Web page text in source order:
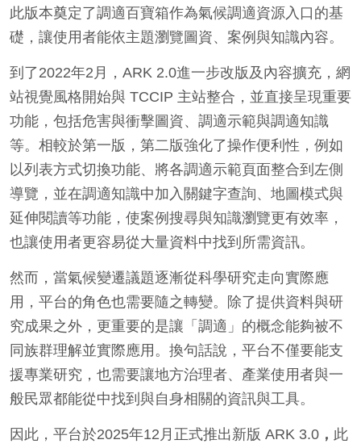
此版本奠定了調適百寶箱作為氣候調適資源入口的基
礎，讓使用者能依主題瀏覽圖資、案例與知識內容。
到了2022年2月，ARK 2.0進一步改版及內容擴充，網
站視覺風格開始與 TCCIP 主站整合，並直接呈現重要
功能，包括危害與衝擊圖資、調適示範與調適知識
等。相較於第一版，第二版強化了操作便利性，例如
以列表方式切換功能、將各調適示範頁面整合到左側
導覽，並在調適知識中加入關鍵字查詢、地圖模式與
延伸閱讀等功能，使案例搜尋與知識瀏覽更有效率，
也讓使用者更容易從大量資料中找到所需資訊。
然而，當氣候變遷議題逐漸從科學研究走向實際應
用，平台的角色也需要隨之轉變。除了提供資料與研
究成果之外，更重要的是讓「調適」的概念能夠被不
同族群理解並實際應用。換句話說，平台不僅要能支
援專業研究，也需要讓地方治理者、產業使用者與一
般民眾都能從中找到與自身相關的資訊與工具。
因此，平台於2025年12月正式推出新版 ARK 3.0 ， 此